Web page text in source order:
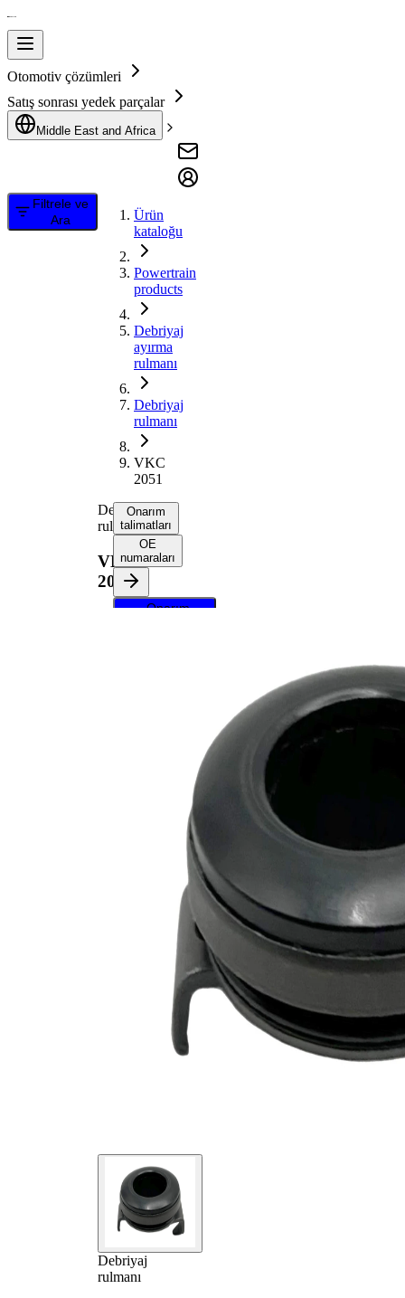
Otomotiv çözümleri
Satış sonrası yedek parçalar
Middle East and Africa
Filtrele ve
Ara
Ürün
kataloğu
Powertrain
products
Debriyaj
ayırma
rulmanı
Debriyaj
rulmanı
VKC
2051
Debriyaj
rulmanı
VKC
2051
Debriyaj
rulmanı
Onarım
talimatları
OE
numaraları
Onarım